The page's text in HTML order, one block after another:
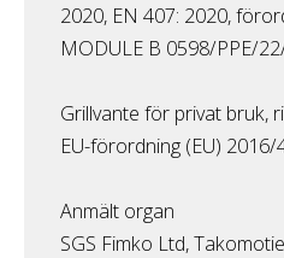
2020, EN 407: 2020,
MODULE B 0598/PPE/
Grillvante för privat bruk,
EU-förordning (EU) 2016/
Anmält organ
SGS Fimko Ltd,